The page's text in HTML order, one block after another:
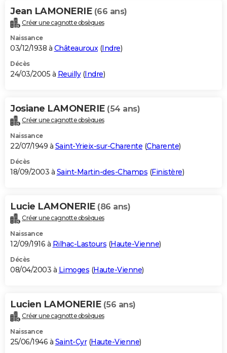
Jean LAMONERIE (66 ans)
Créer une cagnotte obsèques
Naissance
03/12/1938 à Châteauroux(Indre)
Décès
24/03/2005 à Reuilly(Indre)
Josiane LAMONERIE (54 ans)
Créer une cagnotte obsèques
Naissance
22/07/1949 à Saint-Yrieix-sur-Charente (Charente)
Décès
18/09/2003 à Saint-Martin-des-Champs (Finistère)
Lucie LAMONERIE (86 ans)
Créer une cagnotte obsèques
Naissance
12/09/1916 à Rilhac-Lastours (Haute-Vienne)
Décès
08/04/2003 à Limoges (Haute-Vienne)
Lucien LAMONERIE (56 ans)
Créer une cagnotte obsèques
Naissance
25/06/1946 à Saint-Cyr(Haute-Vienne)